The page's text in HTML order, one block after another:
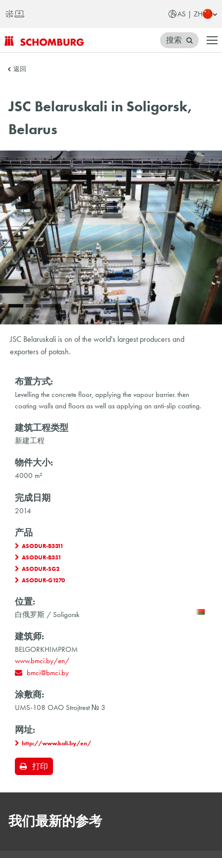
AS | ZH
SCHOMBURG
洲
搜索
返回
JSC Belaruskali in Soligorsk,
Belarus
JSC Belaruskali is on of the world's largest producers and
exporters of potash.
布置方式:
Levelling the concrete floor, applying the vapour barrier. then
coating walls and floors as well as applying an anti-slip coating.
建筑工程类型
新建工程
物件大小:
4000 m²
完成日期
2014
产品
ASODUR-B3311
ASODUR-B351
ASODUR-SG2
ASODUR-G1270
位置:
白俄罗斯 / Soligorsk
建筑师:
BELGORKHIMPROM
www.bmci.by/en/
bmci@bmci.by
涂敷商:
UMS-108 OAO Strojtrest № 3
网址:
http://www.kali.by/en/
打印
我们最新的参考